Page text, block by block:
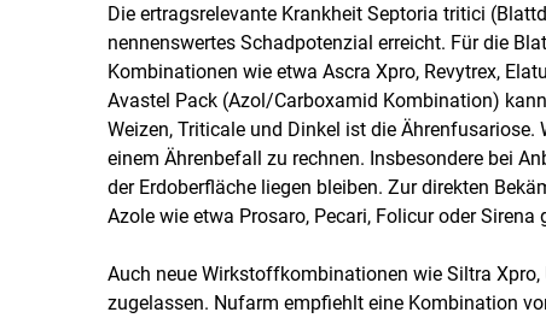
Die ertragsrelevante Krankheit Septoria tritici
nennenswertes Schadpotenzial erreicht. Für die
Kombinationen wie etwa Ascra Xpro, Revytrex,
Avastel Pack (Azol/Carboxamid Kombination)
Weizen, Triticale und Dinkel ist die
einem Ährenbefall zu rechnen. Insbesondere bei
der Erdoberfläche liegen bleiben. Zur direkten
Azole wie etwa Prosaro, Pecari, Folicur oder Sirena
Auch neue Wirkstoffkombinationen wie Siltra
zugelassen. Nufarm empfiehlt eine Kombination